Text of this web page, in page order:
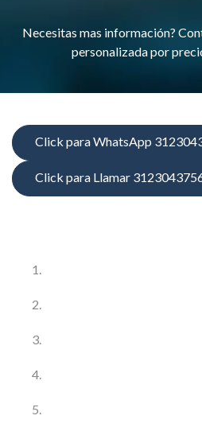
Necesitas mas información?
personalizada por
Click para WhatsApp
Click para Llamar